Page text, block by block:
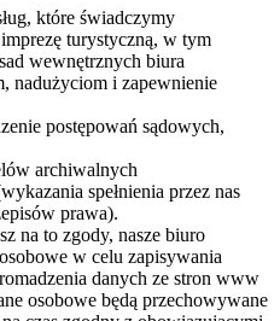
które świadczymy
turystyczną, w tym
wewnętrznych biura
nadużyciom i zapewnienie
postępowań sądowych,
archiwalnych
spełnienia przez nas
prawa).
na to zgody, nasze biuro
w celu zapisywania
danych ze stron www
osobowe będą przechowywane